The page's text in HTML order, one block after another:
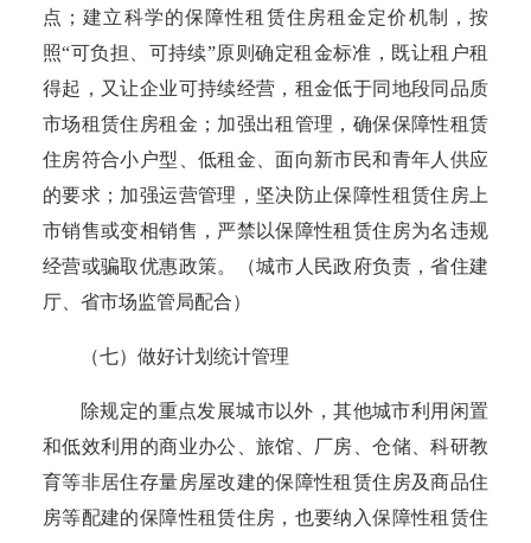
点；建立科学的保障性租赁住房租金定价机制，按
照“可负担、可持续”原则确定租金标准，既让租户租
得起，又让企业可持续经营，租金低于同地段同品质
市场租赁住房租金；加强出租管理，确保保障性租赁
住房符合小户型、低租金、面向新市民和青年人供应
的要求；加强运营管理，坚决防止保障性租赁住房上
市销售或变相销售，严禁以保障性租赁住房为名违规
经营或骗取优惠政策。
（城市人民政府负责，省住建
厅、省市场监管局配合）
（七）做好计划统计管理
除规定的重点发展城市以外，其他城市利用闲置
和低效利用的商业办公、旅馆、厂房、仓储、科研教
育等非居住存量房屋改建的保障性租赁住房及商品住
房等配建的保障性租赁住房，也要纳入保障性租赁住